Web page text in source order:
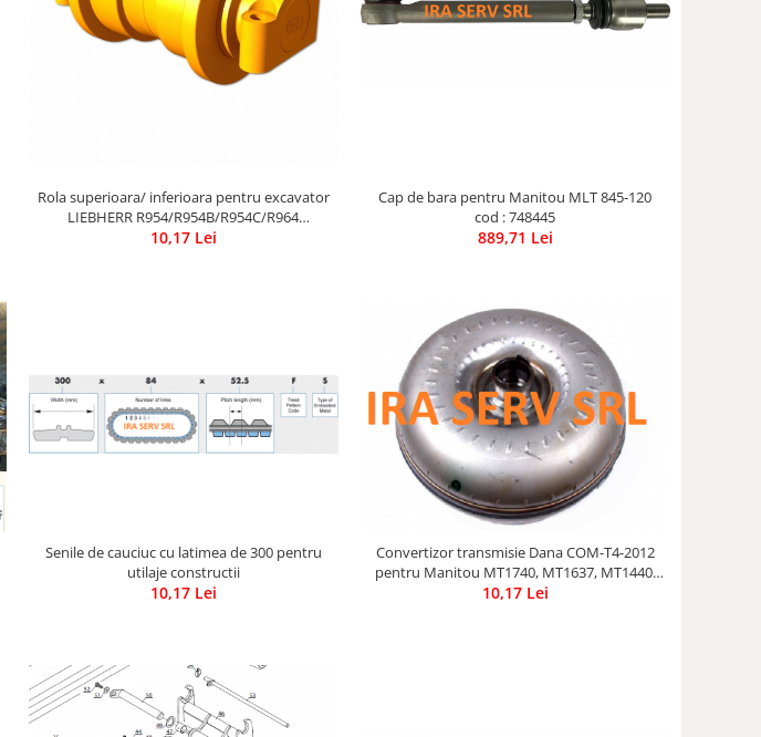
Rola superioara/ inferioara pentru excavator
LIEBHERR R954/R954B/R954C/R964
/R974/R964B/R962 HD/R972 HD/R964C
10,17 Lei
Cap de bara pentru Manitou MLT 845-120
cod : 748445
889,71 Lei
Senile de cauciuc cu latimea de 300 pentru
utilaje constructii
10,17 Lei
Convertizor transmisie Dana COM-T4-2012
pentru Manitou MT1740, MT1637, MT1440,
MT1337
10,17 Lei